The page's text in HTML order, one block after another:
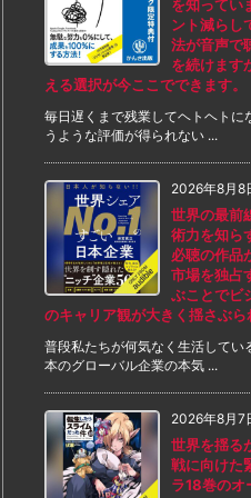
を知ってい
ント減らし
法が音声で
を続けます
える選択が今ここでできます。
毎日遅くまで残業してヘトヘトに
うような評価が得られない ...
2026年8月8
世界の最前
術力を知ら
必聴の作品
市場を独占
ぶことでビ
のキャリア観が大きく揺さぶら
普段私たちが何気なく生活してい
本のグローバル企業の本気 ...
2026年8月7
世界を揺る
戦に向けた
ラ18巻のオ